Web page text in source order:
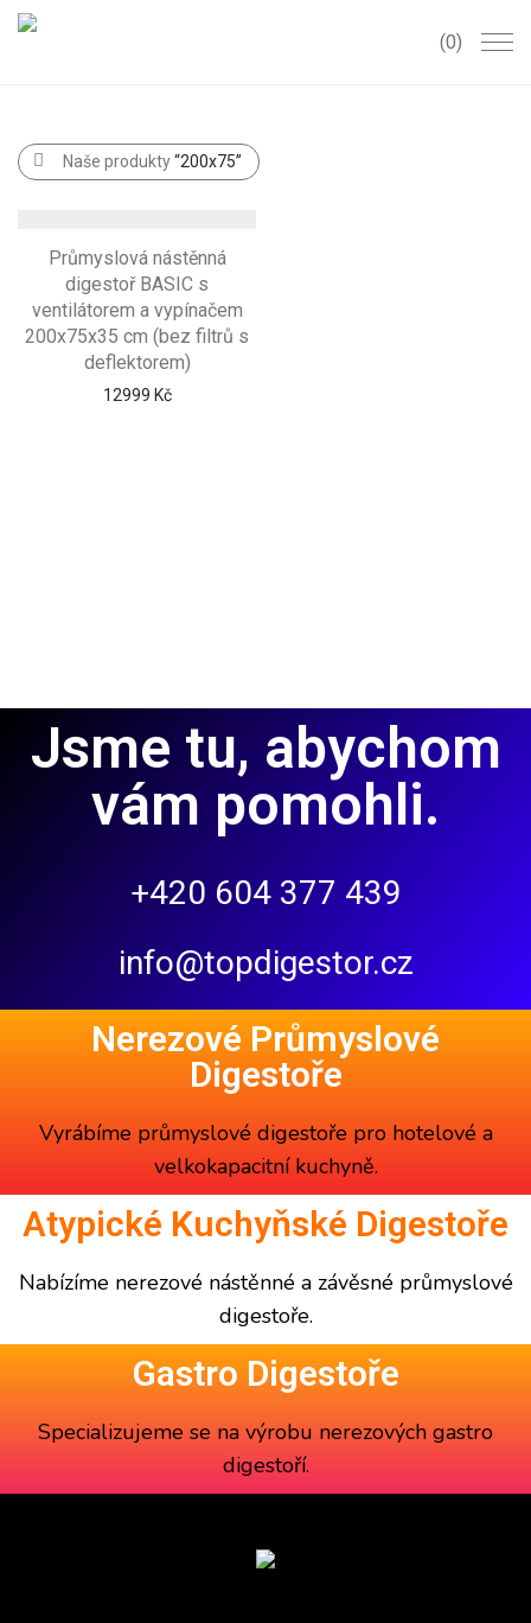
0
Naše produkty“200x75”
Průmyslová nástěnná
digestoř BASIC s
ventilátorem a vypínačem
200x75x35 cm (bez filtrů s
deflektorem)
12999 Kč
Jsme tu, abychom
vám pomohli.
+420 604 377 439
info@topdigestor.cz
Nerezové Průmyslové
Digestoře
Vyrábíme průmyslové digestořepro hotelové a
velkokapacitní kuchyně.
Atypické Kuchyňské Digestoře
Nabízíme nerezové nástěnné a závěsné průmyslové
digestoře.
Gastro Digestoře
Specializujeme se na výrobu nerezových gastro
digestoří.